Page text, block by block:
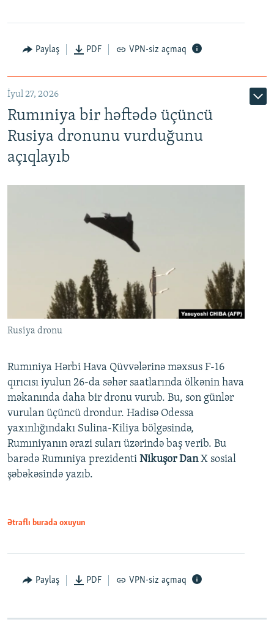
Paylaş PDF VPN-siz açmaq
İyul 27, 2026
Rumıniya bir həftədə üçüncü
Rusiya dronunu vurduğunu
açıqlayıb
Rusiya dronu
Rumıniya Hərbi Hava Qüvvələrinə məxsus F-16
qırıcısı iyulun 26-da səhər saatlarında ölkənin hava
məkanında daha bir dronu vurub. Bu, son günlər
vurulan üçüncü drondur. Hadisə Odessa
yaxınlığındakı Sulina-Kiliya bölgəsində,
Rumıniyanın ərazi suları üzərində baş verib. Bu
barədə Rumıniya prezidenti Nikuşor DanX sosial
şəbəkəsində yazıb.
Ətraflı burada oxuyun
Paylaş PDF VPN-siz açmaq